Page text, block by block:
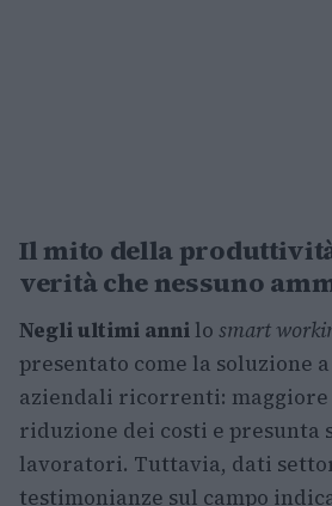
Il mito della
verità che nessuno
Negli ultimi anni lo smart
presentato come la soluzione
aziendali ricorrenti:
riduzione dei costi e presunta
lavoratori. Tuttavia, dati
testimonianze sul campo